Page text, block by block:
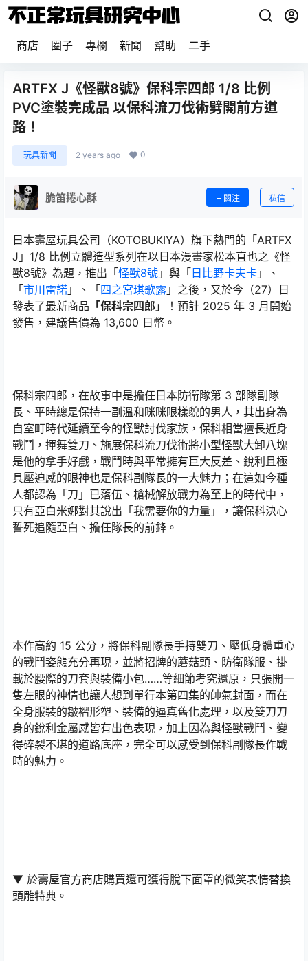
商店 圈子 專欄 新聞 幫助 二手
ARTFX J《怪獸8號》保科宗四郎 1/8 比例
PVC塗裝完成品 以保科流刀伐術劈開前方道
路！
玩具新聞 2 years ago 0
脆笛捲心酥 關注 私信
日本壽屋玩具公司（KOTOBUKIYA）旗下熱門的「ARTFX
J」1/8 比例立體造型系列在以日本漫畫家松本直也之《怪
獸8號》為題，推出「怪獸8號 」與「 日比野卡夫卡 」、
「市川雷諾 」、「四之宮琪歌露 」之後，又於今（27）日
發表了最新商品 「保科宗四郎」
！預計 2025 年 3 月開始
發售，建議售價為 13,600 日幣。
保科宗四郎，在故事中是擔任日本防衛隊第 3 部隊副隊
長、平時總是保持一副溫和眯眯眼樣貌的男人，其出身為
自室町時代延續至今的怪獸討伐家族，保科相當擅長近身
戰鬥，揮舞雙刀、施展保科流刀伐術將小型怪獸大卸八塊
是他的拿手好戲，戰鬥時與平常擁有巨大反差、銳利且極
具壓迫感的眼神也是保科副隊長的一大魅力；在這如今種
人都認為「刀」已落伍、槍械解放戰力為至上的時代中，
只有亞白米娜對其說出「我需要你的力量」，讓保科決心
誓死追隨亞白、擔任隊長的前鋒。
本作高約 15 公分，將保科副隊長手持雙刀、壓低身體重心
的戰鬥姿態充分再現，並將招牌的蘑菇頭、防衛隊服、掛
載於腰際的刀套與裝備小包……等細節考究還原，只張開一
隻左眼的神情也讓人想到單行本第四集的帥氣封面，而在
全身服裝的皺褶形塑、裝備的逼真舊化處理，以及雙刀刀
身的銳利金屬感皆有出色表現，加上因為與怪獸戰鬥、變
得碎裂不堪的道路底座，完全可以感受到保科副隊長作戰
時的魅力。
▼ 於壽屋官方商店購買還可獲得脫下面罩的微笑表情替換
頭雕特典。